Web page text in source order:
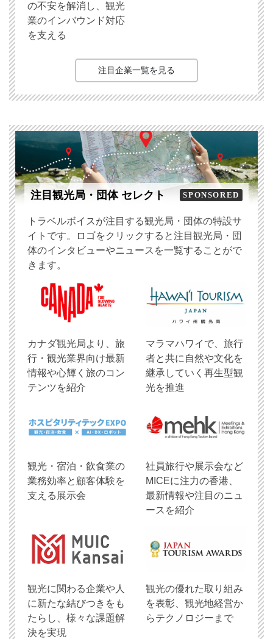
の不安を解消し、観光
業のインバウンド対応
を支える
注目企業一覧を見る
注目観光局・団体 セレクト SPONSORED
トラベルボイスが注目する観光局・団体の特設サ
イトです。ロゴをクリックすると注目観光局・団
体のインタビューやニュースを一覧することがで
きます。
​カナダ観光局より、旅
行・観光業界向け最新
情報や心輝く旅のコン
テンツを紹介
マラマハワイで、旅行
者と共に自然や文化を
継承していく再生型観
光を推進
観光・宿泊・飲食業の
業務効率と顧客体験を
支える展示会
社員旅行や展示会など
MICEに注力の香港、
最新情報や注目のニュ
ースを紹介
観光に関わる企業や人
に新たな結びつきをも
たらし、様々な課題解
決を実現
観光の優れた取り組み
を表彰、観光地経営か
らテクノロジーまで